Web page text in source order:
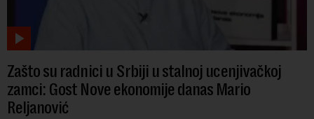
Zašto su radnici u Srbiji u stalnoj ucenjivačkoj
zamci: Gost Nove ekonomije danas Mario
Reljanović